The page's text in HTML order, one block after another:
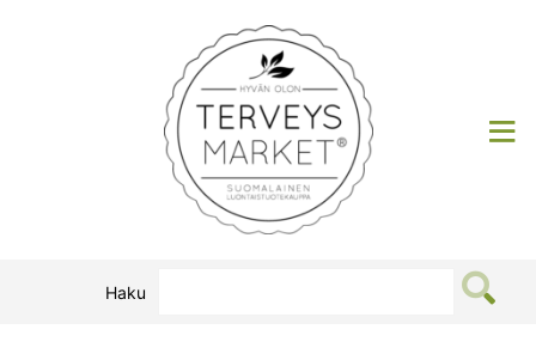
Terveysmarket
Haku